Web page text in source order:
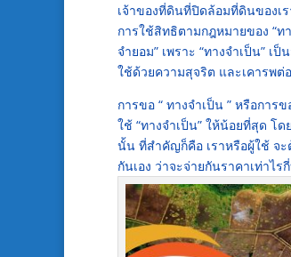
เจ้าของที่ดินที่ปิดล้อมที่ดินของเ
การใช้สิทธิตามกฎหมายของ “ท
จำยอม” เพราะ “ทางจำเป็น”
ใช้ด้วยความสุจริต และเคารพต่
การขอ “ ทางจำเป็น ” หรือกา
ใช้ “ทางจำเป็น” ให้น้อยที่สุด โ
นั้น ที่สำคัญก็คือ เราหรือผู้ใช้ จะ
กันเอง ว่าจะจ่ายกันราคาเท่าไร